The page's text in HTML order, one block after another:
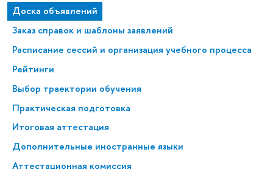
Доска объявлений
Заказ справок и шаблоны заявлений
Расписание сессий и организация учебного процесса
Рейтинги
Выбор траектории обучения
Практическая подготовка
Итоговая аттестация
Дополнительные иностранные языки
Аттестационная комиссия